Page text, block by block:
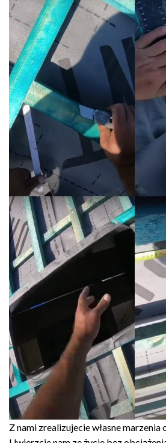
Z nami zrealizujecie własne marzenia